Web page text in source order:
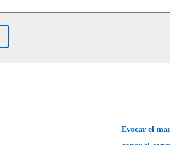
Evocar el